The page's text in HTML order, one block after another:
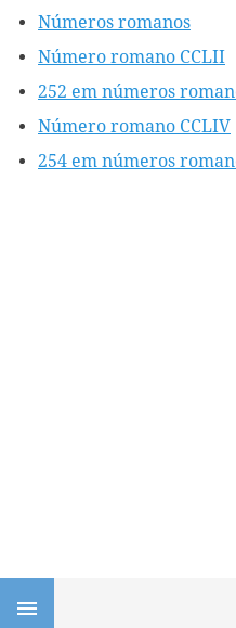
Números romanos
Número romano CCLII
252 em números
Número romano CCLIV
254 em números